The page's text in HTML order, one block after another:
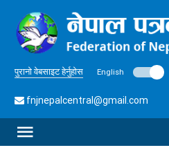
पुरानो वेबसाइट हेर्नुहोस English
fnjnepalcentral@gmail.com